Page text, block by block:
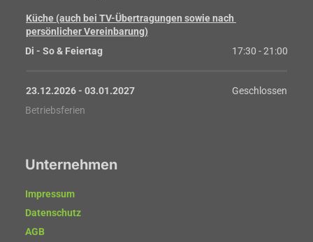
Küche (auch bei TV-Übertragungen sowie nach
persönlicher Vereinbarung)
Di - So & Feiertag
17:30 - 21:00
23.12.2026 - 03.01.2027
Geschlossen
Betriebsferien
Unternehmen
Impressum
Datenschutz
AGB